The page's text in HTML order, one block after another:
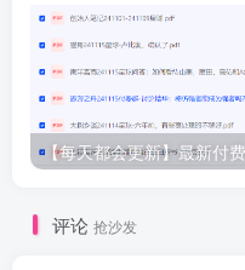
评论 抢沙发